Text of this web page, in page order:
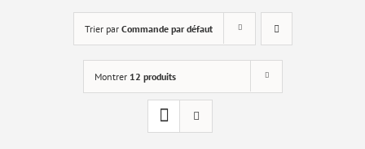
Trier par Commande par défaut
Montrer 12 produits